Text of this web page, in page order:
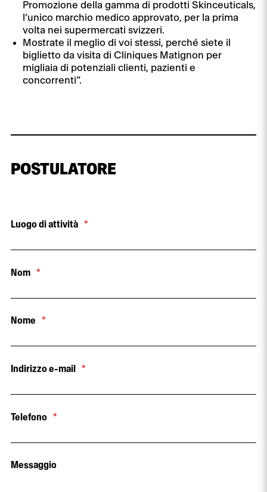
Promozione della gamma di prodotti Skinceuticals,
l’unico marchio medico approvato, per la prima
volta nei supermercati svizzeri.
Mostrate il meglio di voi stessi, perché siete il
biglietto da visita di Cliniques Matignon per
migliaia di potenziali clienti, pazienti e
concorrenti”.
POSTULATORE
Luogo di attività *
Nom *
Nome *
Indirizzo e-mail *
Telefono *
Messaggio